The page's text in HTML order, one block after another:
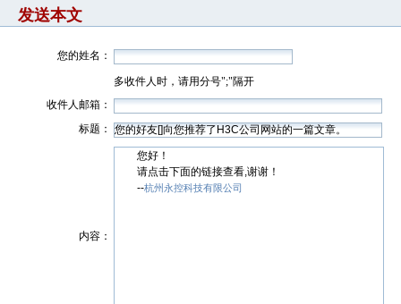
发送本文
您的姓名：
多收件人时，请用分号";"隔开
收件人邮箱：
标题：
内容：
您好！
请点击下面的链接查看,谢谢！
--杭州永控科技有限公司